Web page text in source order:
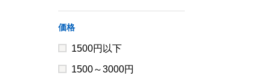
価格
1500円以下
1500～3000円